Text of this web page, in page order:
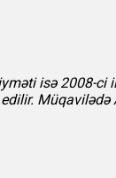
isə 2008-ci